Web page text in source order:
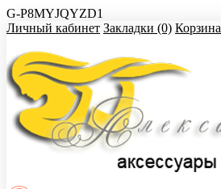
G-P8MYJQYZD1
Личный кабинет Закладки (0) Корзина